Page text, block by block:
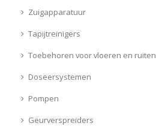
Zuigapparatuur
Tapijtreinigers
Toebehoren voor vloeren en ruiten
Doseersystemen
Pompen
Geurverspreiders